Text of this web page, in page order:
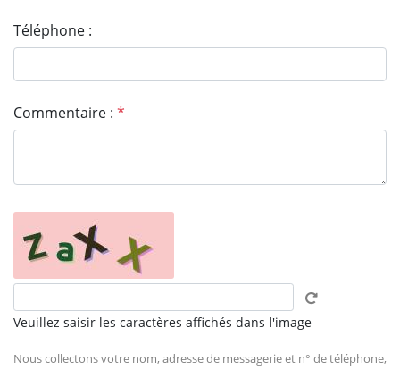
Téléphone :
Commentaire : *
Veuillez saisir les caractères affichés dans l'image
Nous collectons votre nom, adresse de messagerie et n° de téléphone,